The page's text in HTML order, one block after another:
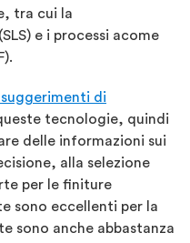
tra cui la
e i processi acome
di
tecnologie, quindi
delle informazioni sui
alla selezione
per le finiture
sono eccellenti per la
sono anche abbastanza